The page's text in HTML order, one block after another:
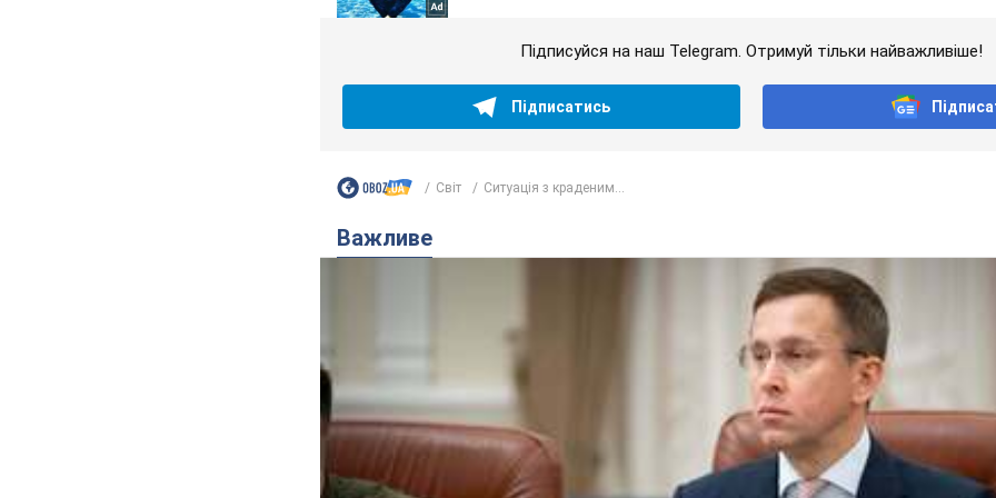
Підписуйся на наш Telegram. Отримуй тільки найважливіше!
Підписатись
Світ Ситуація з краденим...
Важливе